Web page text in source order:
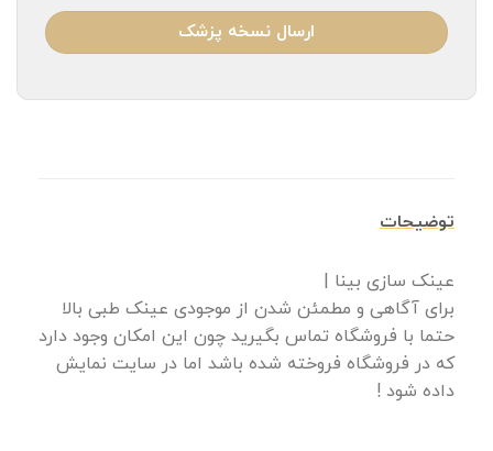
ارسال نسخه پزشک
توضیحات
عینک سازی بینا |
برای آگاهی و مطمئن شدن از موجودی عینک طبی بالا
حتما با فروشگاه تماس بگیرید چون این امکان وجود دارد
که در فروشگاه فروخته شده باشد اما در سایت نمایش
داده شود !